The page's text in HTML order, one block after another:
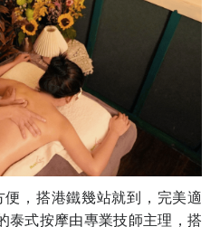
，搭港鐵幾站就到，完美適
泰式按摩由專業技師主理，搭